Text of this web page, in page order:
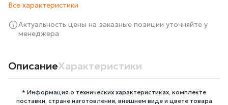
Все характеристики
Актуальность цены на заказные позиции уточняйте у
менеджера
ОписаниеХарактеристики
* Информация о технических характеристиках, комплекте
поставки, стране изготовления, внешнем виде и цвете товара